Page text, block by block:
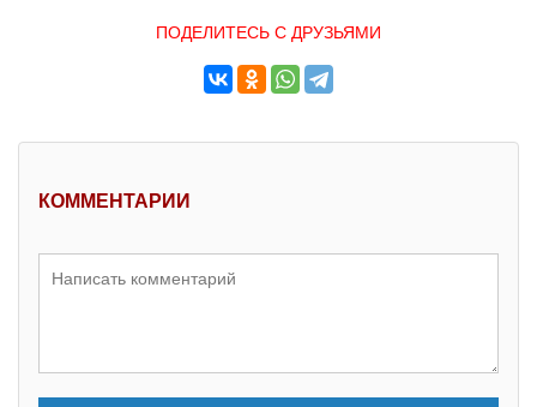
ПОДЕЛИТЕСЬ С ДРУЗЬЯМИ
КОММЕНТАРИИ